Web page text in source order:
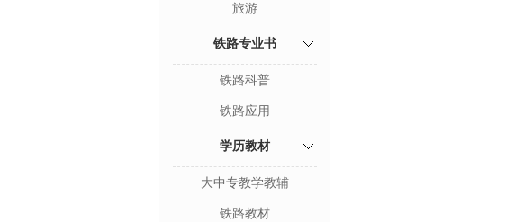
旅游
铁路专业书
铁路科普
铁路应用
学历教材
大中专教学教辅
铁路教材